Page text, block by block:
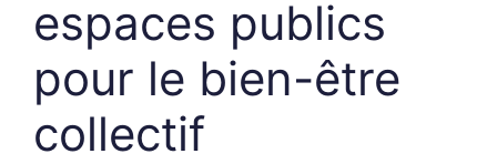
espaces publics
pour le bien-être
collectif